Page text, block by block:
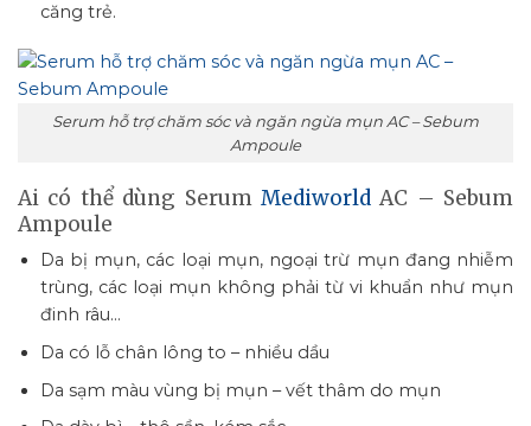
căng trẻ.
Serum hỗ trợ chăm sóc và ngăn ngừa mụn AC – Sebum
Ampoule
Ai có thể dùng Serum MediworldAC – Sebum
Ampoule
Da bị mụn, các loại mụn, ngoại trừ mụn đang nhiễm
trùng, các loại mụn không phải từ vi khuẩn như mụn
đinh râu…
Da có lỗ chân lông to – nhiều dầu
Da sạm màu vùng bị mụn – vết thâm do mụn